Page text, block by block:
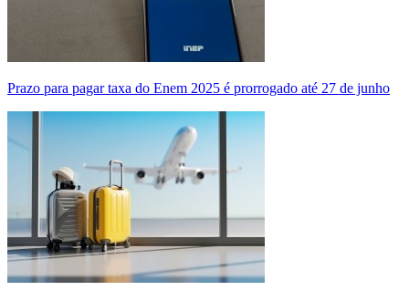
Prazo para pagar taxa do Enem 2025 é prorrogado até 27 de junho